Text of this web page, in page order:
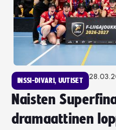
INSSI-DIVARI , UUTISET
Naisten
dramaattinen